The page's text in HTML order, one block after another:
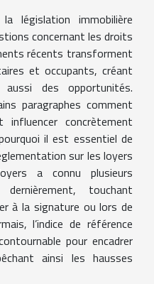
législation immobilière
concernant les droits
récents transforment
et occupants, créant
des opportunités.
paragraphes comment
concrètement
il est essentiel de
sur les loyers
a connu plusieurs
touchant
à la signature ou lors de
l’indice de référence
pour encadrer
ainsi les hausses